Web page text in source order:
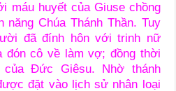
máu huyết của Giuse chồng
năng Chúa Thánh Thần. Tuy
đã đính hôn với trinh nữ
đón cô về làm vợ; đồng thời
Đức Giêsu. Nhờ thánh
đặt vào lịch sử nhân loại